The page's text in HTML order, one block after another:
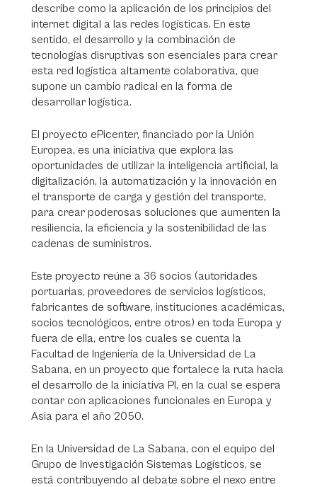
describe como la aplicación de los principios del
internet digital a las redes logísticas. En este
sentido, el desarrollo y la combinación de
tecnologías disruptivas son esenciales para crear
esta red logística altamente colaborativa, que
supone un cambio radical en la forma de
desarrollar logística.
El proyecto ePicenter, financiado por la Unión
Europea, es una iniciativa que explora las
oportunidades de utilizar la inteligencia artificial, la
digitalización, la automatización y la innovación en
el transporte de carga y gestión del transporte,
para crear poderosas soluciones que aumenten la
resiliencia, la eficiencia y la sostenibilidad de las
cadenas de suministros.
Este proyecto reúne a 36 socios (autoridades
portuarias, proveedores de servicios logísticos,
fabricantes de software, instituciones académicas,
socios tecnológicos, entre otros) en toda Europa y
fuera de ella, entre los cuales se cuenta la
Facultad de Ingeniería de la Universidad de La
Sabana, en un proyecto que fortalece la ruta hacia
el desarrollo de la iniciativa PI, en la cual se espera
contar con aplicaciones funcionales en Europa y
Asia para el año 2050.
En la Universidad de La Sabana, con el equipo del
Grupo de Investigación Sistemas Logísticos, se
está contribuyendo al debate sobre el nexo entre